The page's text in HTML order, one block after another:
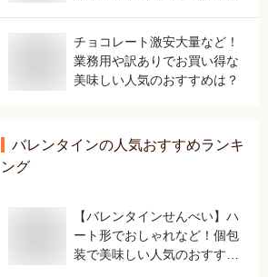
チョコレート激安大量など！
業務用や訳ありでお買い得な
美味しい人気のおすすめは？
バレンタインの人気おすすめランキ
ング
【バレンタインせんべい】ハ
ート形でおしゃれなど！個包
装で美味しい人気のおすすめ